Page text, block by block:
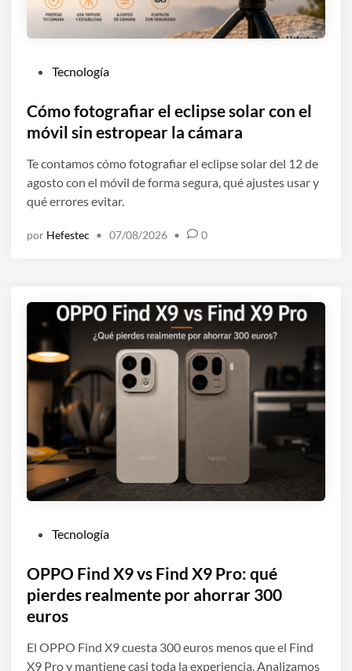
b
l
c
a
d
e
Tecnología
Cómo fotografiar el eclipse solar con el
móvil sin estropear la cámara
Te contamos cómo fotografiar el eclipse solar del 12 de
agosto con el móvil de forma segura, qué ajustes usar y
qué errores evitar.
por Hefestec • 07/08/2026 • 0
b
l
i
c
a
d
Tecnología
OPPO Find X9 vs Find X9 Pro: qué
pierdes realmente por ahorrar 300
euros
El OPPO Find X9 cuesta 300 euros menos que el Find
X9 Pro y mantiene casi toda la experiencia. Analizamos